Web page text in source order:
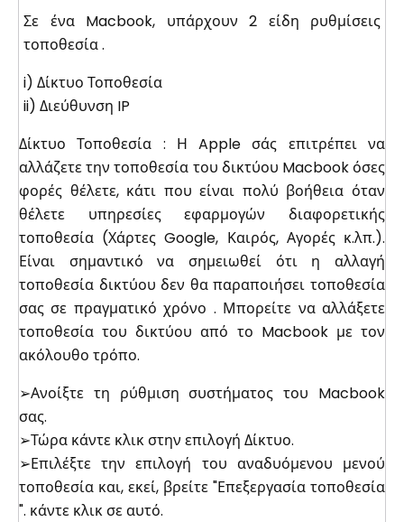
Σε ένα Macbook, υπάρχουν 2 είδη ρυθμίσεις
τοποθεσία .
i) Δίκτυο Τοποθεσία
ii) Διεύθυνση IP
Δίκτυο Τοποθεσία : Η Apple σάς επιτρέπει να
αλλάζετε την τοποθεσία του δικτύου Macbook όσες
φορές θέλετε, κάτι που είναι πολύ βοήθεια όταν
θέλετε υπηρεσίες εφαρμογών διαφορετικής
τοποθεσία (Χάρτες Google, Καιρός, Αγορές κ.λπ.).
Είναι σημαντικό να σημειωθεί ότι η αλλαγή
τοποθεσία δικτύου δεν θα παραποιήσει τοποθεσία
σας σε πραγματικό χρόνο . Μπορείτε να αλλάξετε
τοποθεσία του δικτύου από το Macbook με τον
ακόλουθο τρόπο.
➢Ανοίξτε τη ρύθμιση συστήματος του Macbook
σας.
➢Τώρα κάντε κλικ στην επιλογή Δίκτυο.
➢Επιλέξτε την επιλογή του αναδυόμενου μενού
τοποθεσία και, εκεί, βρείτε "Επεξεργασία τοποθεσία
". κάντε κλικ σε αυτό.